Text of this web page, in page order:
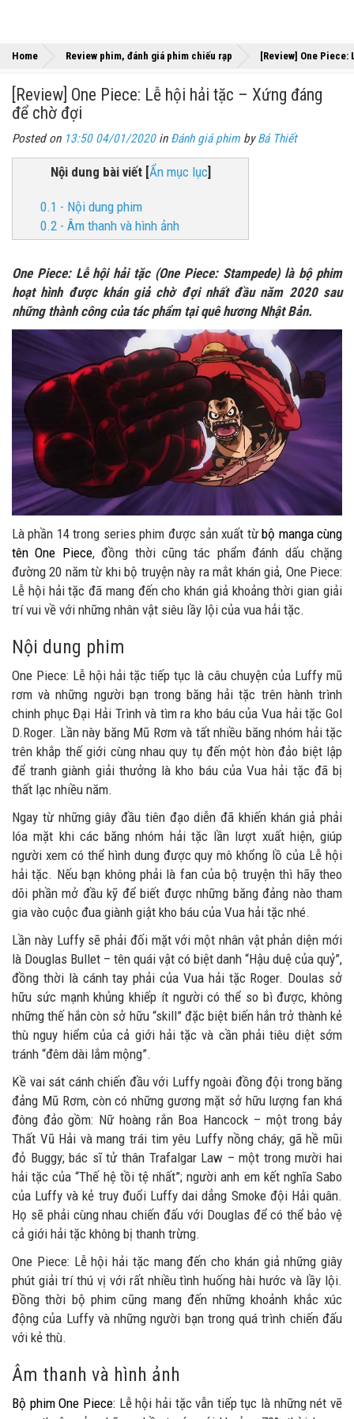
Home Review phim, đánh giá phim chiếu rạp [Review] One Piece:
[Review] One Piece: Lễ hội hải tặc – Xứng đáng
để chờ đợi
Posted on 13:50 04/01/2020in Đánh giá phim byBá Thiết
Nội dung bài viết[Ẩn mục lục]
0.1 - Nội dung phim
0.2 - Âm thanh và hình ảnh
One Piece: Lễ hội hải tặc (One Piece: Stampede) là bộ phim
hoạt hình được khán giả chờ đợi nhất đầu năm 2020 sau
những thành công của tác phẩm tại quê hương Nhật Bản.
Là phần 14 trong series phim được sản xuất từbộ manga cùng
tên One Piece, đồng thời cũng tác phẩm đánh dấu chặng
đường 20 năm từ khi bộ truyện này ra mắt khán giả, One Piece:
Lễ hội hải tặc đã mang đến cho khán giả khoảng thời gian giải
trí vui về với những nhân vật siêu lầy lội của vua hải tặc.
Nội dung phim
One Piece: Lễ hội hải tặc tiếp tục là câu chuyện của Luffy mũ
rơm và những người bạn trong băng hải tặc trên hành trình
chinh phục Đại Hải Trình và tìm ra kho báu của Vua hải tặc Gol
D.Roger. Lần này băng Mũ Rơm và tất nhiều băng nhóm hải tặc
trên khắp thế giới cùng nhau quy tụ đến một hòn đảo biệt lập
để tranh giành giải thưởng là kho báu của Vua hải tặc đã bị
thất lạc nhiều năm.
Ngay từ những giây đầu tiên đạo diễn đã khiến khán giả phải
lóa mặt khi các băng nhóm hải tặc lần lượt xuất hiện, giúp
người xem có thể hình dung được quy mô khổng lồ của Lễ hội
hải tặc. Nếu bạn không phải là fan của bộ truyện thì hãy theo
dõi phần mở đầu kỹ để biết được những băng đảng nào tham
gia vào cuộc đua giành giật kho báu của Vua hải tặc nhé.
Lần này Luffy sẽ phải đối mặt với một nhân vật phản diện mới
là Douglas Bullet – tên quái vật có biệt danh “Hậu duệ của quỷ”,
đồng thời là cánh tay phải của Vua hải tặc Roger. Doulas sở
hữu sức mạnh khủng khiếp ít người có thể so bì được, không
những thế hắn còn sở hữu “skill” đặc biệt biến hắn trở thành kẻ
thù nguy hiểm của cả giới hải tặc và cần phải tiêu diệt sớm
tránh “đêm dài lắm mộng”.
Kề vai sát cánh chiến đầu với Luffy ngoài đồng đội trong băng
đảng Mũ Rơm, còn có những gương mặt sở hữu lượng fan khá
đông đảo gồm: Nữ hoàng rắn Boa Hancock – một trong bảy
Thất Vũ Hải và mang trái tim yêu Luffy nồng cháy; gã hề mũi
đỏ Buggy; bác sĩ tử thân Trafalgar Law – một trong mười hai
hải tặc của “Thế hệ tồi tệ nhất”; người anh em kết nghĩa Sabo
của Luffy và kẻ truy đuổi Luffy dai dẳng Smoke đội Hải quân.
Họ sẽ phải cùng nhau chiến đấu với Douglas để có thể bảo vệ
cả giới hải tặc không bị thanh trừng.
One Piece: Lễ hội hải tặc mang đến cho khán giả những giây
phút giải trí thú vị với rất nhiều tình huống hài hước và lầy lội.
Đồng thời bộ phim cũng mang đến những khoảnh khắc xúc
động của Luffy và những người bạn trong quá trình chiến đấu
với kẻ thù.
Âm thanh và hình ảnh
Bộ phim One Piece: Lễ hội hải tặc vẫn tiếp tục là những nét vẽ